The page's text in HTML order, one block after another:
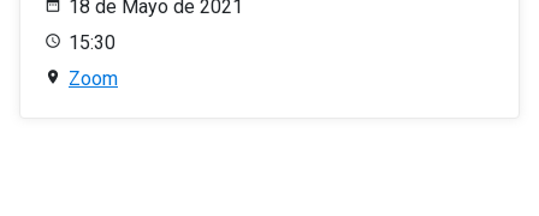
18 de Mayo de 2021
15:30
Zoom